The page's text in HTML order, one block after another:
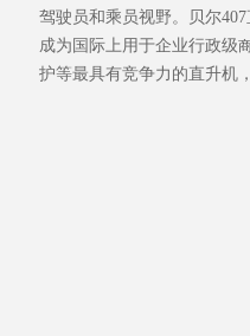
驾驶员和乘员视野。贝尔
成为国际上用于企业行政级
护等最具有竞争力的直升机